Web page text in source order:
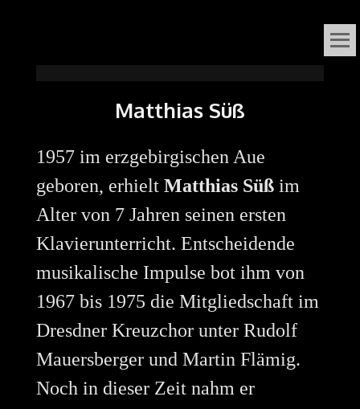
SÜDNIEDERSACHSEN
Matthias Süß
1957 im erzgebirgischen Aue
geboren, erhielt Matthias Süßim
Alter von 7 Jahren seinen ersten
Klavierunterricht. Entscheidende
musikalische Impulse bot ihm von
1967 bis 1975 die Mitgliedschaft im
Dresdner Kreuzchor unter Rudolf
Mauersberger und Martin Flämig.
Noch in dieser Zeit nahm er